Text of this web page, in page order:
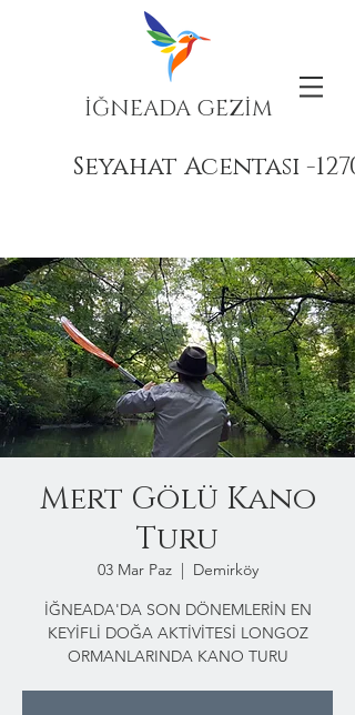
İĞNEADA GEZİM
Seyahat Acentası -
Mert Gölü Kano
Turu
03 Mar Paz
  |
Demirköy
İĞNEADA'DA SON DÖNEMLERİN EN
KEYİFLİ DOĞA AKTİVİTESİ LONGOZ
ORMANLARINDA KANO TURU